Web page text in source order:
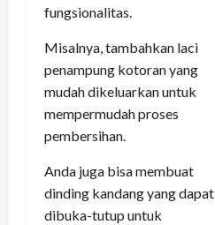
fungsionalitas.
Misalnya, tambahkan laci
penampung kotoran yang
mudah dikeluarkan untuk
mempermudah proses
pembersihan.
Anda juga bisa membuat
dinding kandang yang dapat
dibuka-tutup untuk